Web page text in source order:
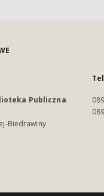
Publiczna
Biedrawiny